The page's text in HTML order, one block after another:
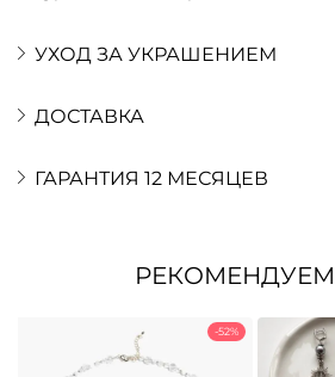
УХОД ЗА УКРАШЕНИЕМ
ДОСТАВКА
ГАРАНТИЯ 12 МЕСЯЦЕВ
-52%